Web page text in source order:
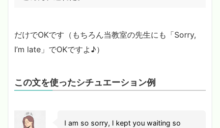
だけでOKです（もちろん当教室の先生にも「Sorry,
I’m late」でOKですよ♪）
この文を使ったシチュエーション例
I am so sorry, I kept you waiting so